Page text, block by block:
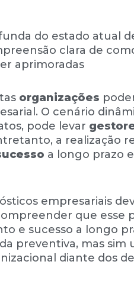
do estado atual
clara de
aprimoradas
organizações
O cenário
pode levar
a realização
a longo prazo
empresariais
que esse
e sucesso a longo
preventiva, mas sim
diante dos